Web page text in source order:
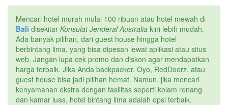
Mencari hotel murah mulai 100 ribuan atau hotel mewah di
Bali disekitar Konsulat Jenderal Australia kini lebih mudah.
Ada banyak pilihan, dari guest house hingga hotel
berbintang lima, yang bisa dipesan lewat aplikasi atau situs
web. Jangan lupa cek promo dan diskon agar mendapatkan
harga terbaik. Jika Anda backpacker, Oyo, RedDoorz, atau
guest house bisa jadi pilihan hemat. Namun, jika mencari
kenyamanan ekstra dengan fasilitas seperti kolam renang
dan kamar luas, hotel bintang lima adalah opsi terbaik.